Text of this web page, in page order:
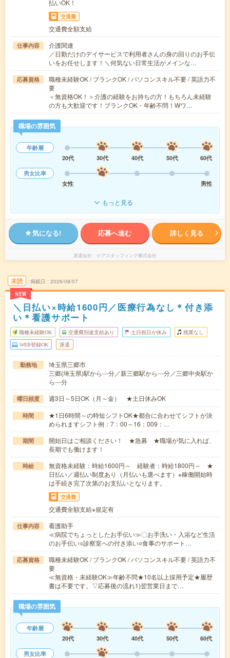
払いOK！
交通費
交通費全額支給
仕事内容
介護関連
／日勤だけのデイサービスで利用者さんの身の回りのお手伝
いをお任せします！＼何気ない日常生活がメインな…
応募資格
職種未経験OK / ブランクOK / パソコンスキル不要 / 英語力不
要
＜無資格OK！＞介護の経験をお持ちの方！もちろん未経験
の方も大歓迎です！ブランクOK・年齢不問！Wワ…
職場の雰囲気
年齢層
20代
30代 40代 50代
60代
男女比率
女性
男性
もっと見る
気になる! 応募へ進む 詳しく見る
派遣会社 ケアスタッフィング株式会社
未読
NEW
掲載日 2026/08/07
＼日払い×時給1600円／医療行為なし＊付き添
い＊看護サポート
職種未経験OK 交通費別途支給あり 土日祝日が休み 残業なし
WEB登録OK 派遣
勤務地
埼玉県三郷市
三郷(埼玉県)駅から---分／新三郷駅から---分／三郷中央駅か
ら---分
曜日頻度 週3日～5日OK（月～金） ★土日休みOK
時間
★1日6時間～の時短シフトOK★都合に合わせてシフトが決
められますシフト例：7：00～16：009：…
期間
開始日はご相談ください！ ★急募 ★職場が気に入れば、
長期でも働けます！
時給
無資格未経験：時給1600円～ 経験者：時給1800円～ ★
日払い／週払い制度あり（月払いも選べます）※稼働開始時
は手続き完了次第のお支払いとなります。
交通費
交通費全額支給※規定有
仕事内容
看護助手
≪病院でちょっとしたお手伝い≫〇お手洗い・入浴など生活
のお手伝い○診察室への付き添い○食事のサポート…
応募資格
職種未経験OK / ブランクOK / パソコンスキル不要 / 英語力不
要
≪無資格・未経験OK≫年齢不問★10名以上採用予定★履歴
書は不要です。▽応募後の流れ1)翌営業日まで…
職場の雰囲気
年齢層
20代
30代 40代 50代
60代
男女比率